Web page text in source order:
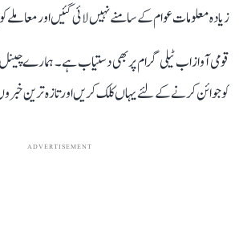
زیادہ معلومات عوام کے سامنے نہیں لائی گئیں اور معاملے
قومی آواز اب ٹیلی گرام پر بھی دستیاب ہے۔ ہمارے
کو جوائن کرنے کے لئے یہاں کلک کریں اور تازہ ترین
ADVERTISEMENT